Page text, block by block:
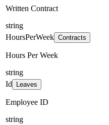
Written Contract
string
HoursPerWeek Contracts
Hours Per Week
string
Id
Leaves
Employee ID
string